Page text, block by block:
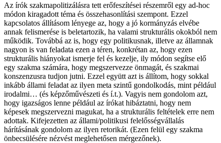
Az írók szakmapolitizálásra tett erőfeszítései részemről egy ad-hoc
módon kiragadott téma és összehasonlítási szempont. Ezzel
kapcsolatos állításom lényege az, hogy a jó kormányzás elvébe
annak felismerése is beletartozik, ha valami strukturális okokból nem
működik. Továbbá az is, hogy egy politikusnak, illetve az államnak
nagyon is van feladata ezen a téren, konkrétan az, hogy ezen
strukturális hiányokat ismerje fel és kezelje, ily módon segítse elő
egy szakma számára, hogy megszervezze önmagát, és szakmai
konszenzusra tudjon jutni. Ezzel együtt azt is állítom, hogy sokkal
inkább állami feladat az ilyen meta szintű gondolkodás, mint például
irodalmi… (és képzőművészeti és í.t.). Vagyis nem gondolom azt,
hogy igazságos lenne például az írókat hibáztatni, hogy nem
képesek megszervezni magukat, ha a strukturális feltételek erre nem
adottak. Kifejezetten az állami/politikusi felelősségvállalás
hárításának gondolom az ilyen retorikát. (Ezen felül egy szakma
önbecsülésére nézvést meglehetősen mérgezőnek).